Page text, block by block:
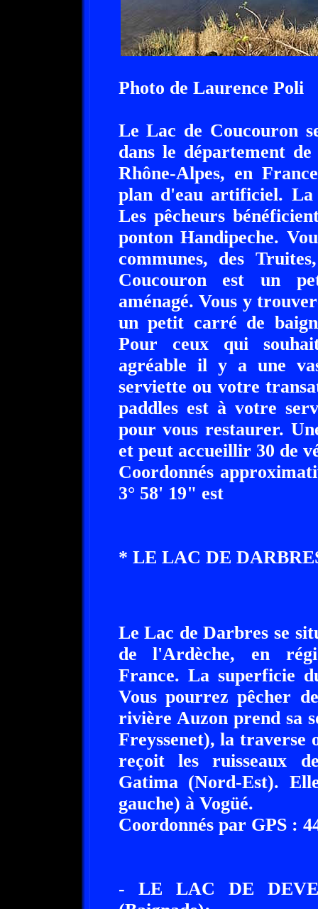
Photo de Laurence Poli
Le Lac de Coucouron
dans le département
Rhône-Alpes, en
plan d'eau artificiel.
Les pêcheurs
ponton Handipeche.
communes, des
Coucouron est un
aménagé. Vous y
un petit carré de
Pour ceux qui
agréable il y a une
serviette ou votre
paddles est à votre
pour vous restaurer.
et peut accueillir 30 de
Coordonnés
3° 58' 19" est
* LE LAC DE
Le Lac de Darbres se
de l'Ardèche, en
France. La superficie
Vous pourrez pêcher
rivière Auzon prend sa
Freyssenet), la traverse
reçoit les ruisseaux
Gatima (Nord-Est).
gauche) à Vogüé.
Coordonnés par GPS :
- LE LAC DE